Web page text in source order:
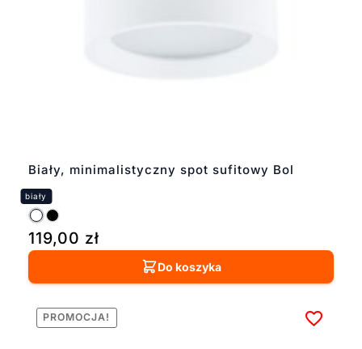
Biały, minimalistyczny spot sufitowy Bol
119,00 zł
Do koszyka
PROMOCJA!